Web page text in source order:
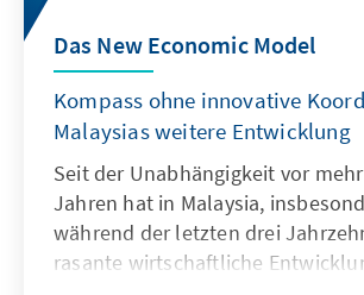
Das New Economic Model
Kompass ohne innovative
Malaysias weitere Entwicklung
Seit der Unabhängigkeit vor
Jahren hat in Malaysia,
während der letzten drei
rasante wirtschaftliche